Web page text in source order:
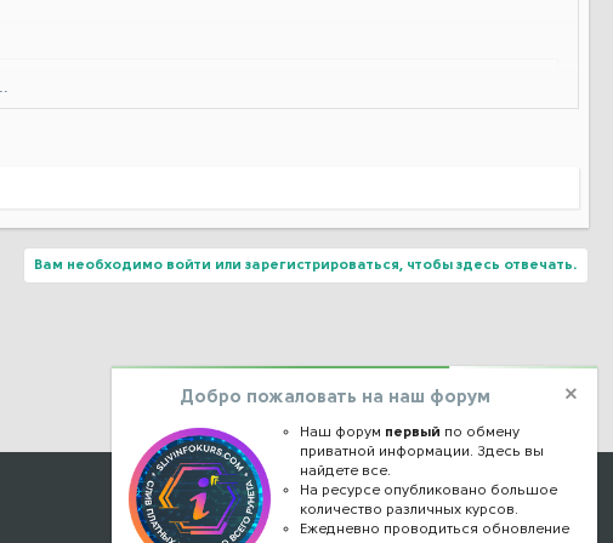
Вам необходимо войти или зарегистрироваться, чтобы здесь отвечать.
Наши контакты
Добро пожаловать на наш форум
Наш форум первый по обмену
приватной информации. Здесь вы
найдете все.
На ресурсе опубликовано большое
количество различных курсов.
Ежедневно проводиться обновление